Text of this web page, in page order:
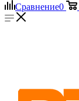
Сравнение0